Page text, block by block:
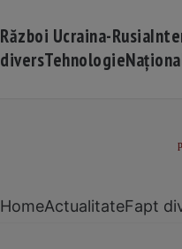
Război Ucraina-Rusia
diversTehnologie
HomeActualitateFapt